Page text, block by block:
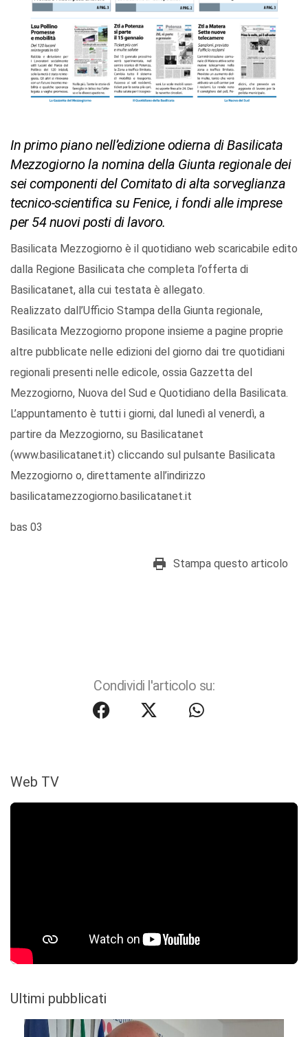
In primo piano nell’edizione odierna di Basilicata
Mezzogiorno la nomina della Giunta regionale dei
sei componenti del Comitato di alta sorveglianza
tecnico-scientifica su Fenice, i fondi alle imprese
per 54 nuovi posti di lavoro.
Basilicata Mezzogiorno è il quotidiano web scaricabile edito
dalla Regione Basilicata che completa l’offerta di
Basilicatanet, alla cui testata è allegato.
Realizzato dall’Ufficio Stampa della Giunta regionale,
Basilicata Mezzogiorno propone insieme a pagine proprie
altre pubblicate nelle edizioni del giorno dai tre quotidiani
regionali presenti nelle edicole, ossia Gazzetta del
Mezzogiorno, Nuova del Sud e Quotidiano della Basilicata.
L’appuntamento è tutti i giorni, dal lunedì al venerdì, a
partire da Mezzogiorno, su Basilicatanet
(www.basilicatanet.it) cliccando sul pulsante Basilicata
Mezzogiorno o, direttamente all’indirizzo
basilicatamezzogiorno.basilicatanet.it
bas 03
Stampa questo articolo
Condividi l'articolo su:
Web TV
Ultimi pubblicati